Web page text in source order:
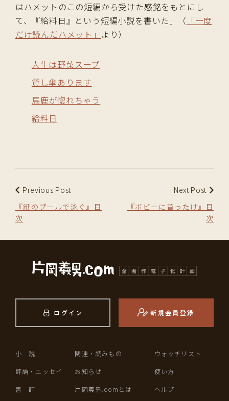
はハメットのこの短編から受けた感銘をもとにし
て、『給料日』という短編小説を書いた」（ 「一度
だけ読んだハメット」 より）
人生は野菜スープ
貸し傘あります
馬鹿が惚れちゃう
給料日
Previous Post
『紙のプールで泳ぐ』目
次
Next Post
『ボビーに首ったけ』目
次
ログイン 新規会員登録
小 説
評論・エッセイ
書 評
関連・読みもの
お知らせ
片岡義男.comとは
ウォッチリスト
使い方
ヘルプ